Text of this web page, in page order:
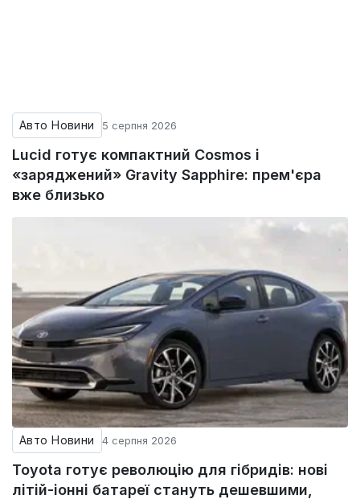
Авто Новини 5 серпня 2026
Lucid готує компактний Cosmos і
«заряджений» Gravity Sapphire: прем'єра
вже близько
Авто Новини 4 серпня 2026
Toyota готує революцію для гібридів: нові
літій-іонні батареї стануть дешевшими,